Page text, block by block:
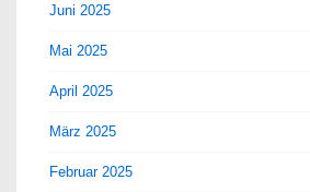
Juni 2025
Mai 2025
April 2025
März 2025
Februar 2025